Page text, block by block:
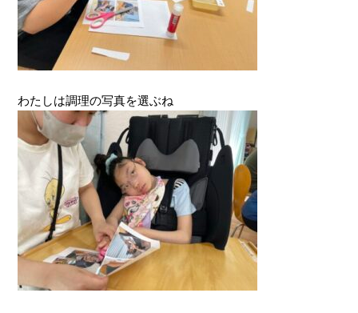
わたしは調理の写真を選ぶね